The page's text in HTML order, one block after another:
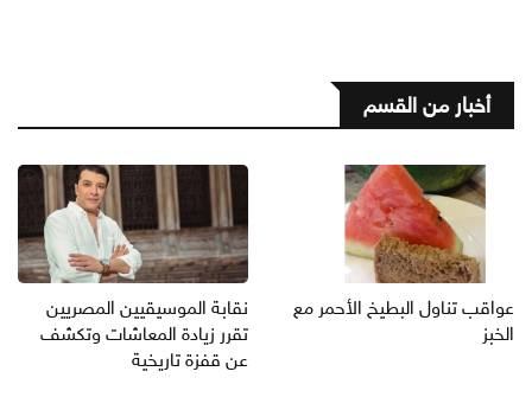
أخبار من القسم
عواقب تناول البطيخ الأحمر مع
الخبز
نقابة الموسيقيين المصريين
تقرر زيادة المعاشات وتكشف
عن قفزة تاريخية